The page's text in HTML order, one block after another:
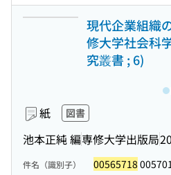
現代企業組織
修大学社会科
究叢書 ; 6)
紙 図書
池本正純 編専修大学出版局
件名（識別子） 00565718